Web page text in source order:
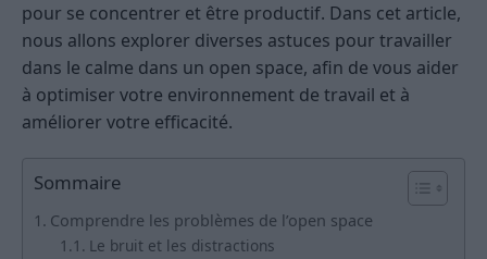
pour se concentrer et être productif. Dans cet article,
nous allons explorer diverses astuces pour travailler
dans le calme dans un open space, afin de vous aider
à optimiser votre environnement de travail et à
améliorer votre efficacité.
Sommaire
Comprendre les problèmes de l’open space
Le bruit et les distractions